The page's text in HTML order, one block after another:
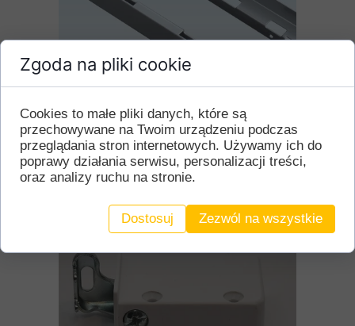
Listwa do piekarnika
36,00 PLN
Zgoda na pliki cookie
Cookies to małe pliki danych, które są
przechowywane na Twoim urządzeniu podczas
przeglądania stron internetowych. Używamy ich do
poprawy działania serwisu, personalizacji treści,
oraz analizy ruchu na stronie.
Dostosuj Zezwól na wszystkie